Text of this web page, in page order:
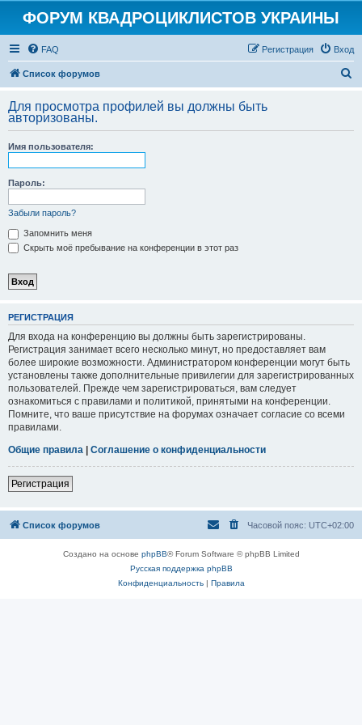
ФОРУМ КВАДРОЦИКЛИСТОВ УКРАИНЫ
FAQ Вход
Регистрация
Список форумов
с
Для просмотра профилей вы должны быть
авторизованы.
Имя пользователя:
Пароль:
Забыли пароль?
Запомнить меня
Скрыть моё пребывание на конференции в этот раз
РЕГИСТРАЦИЯ
Для входа на конференцию вы должны быть зарегистрированы.
Регистрация занимает всего несколько минут, но предоставляет вам
более широкие возможности. Администратором конференции могут быть
установлены также дополнительные привилегии для зарегистрированных
пользователей. Прежде чем зарегистрироваться, вам следует
ознакомиться с правилами и политикой, принятыми на конференции.
Помните, что ваше присутствие на форумах означает согласие со всеми
правилами.
Общие правила | Соглашение о конфиденциальности
Регистрация
Список форумов Часовой пояс: UTC+02:00
Создано на основе phpBB® Forum Software © phpBB Limited
Русская поддержка phpBB
Конфиденциальность| Правила